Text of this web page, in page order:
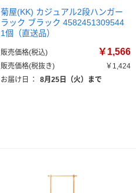
菊屋(KK) カジュアル2段ハンガー
ラック ブラック 4582451309544
1個（直送品）
販売価格(税込) ￥1,566
販売価格(税抜き)
￥1,424
お届け日
： 8月25日（火）まで